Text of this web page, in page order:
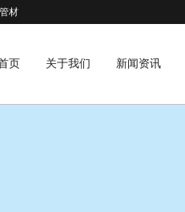
材
页 关于我们 新闻资讯